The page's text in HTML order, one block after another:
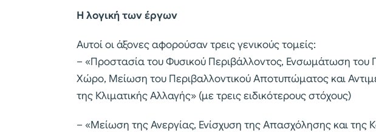
Η λογική των έργων
Αυτοί οι άξονες αφορούσαν τρεις γενικούς τομείς:
– «Προστασία του Φυσικού Περιβάλλοντος, Ενσωμάτωση του
Χώρο, Μείωση του Περιβαλλοντικού Αποτυπώματος και
της Κλιματικής Αλλαγής» (με τρεις ειδικότερους στόχους)
– «Μείωση της Ανεργίας, Ενίσχυση της Απασχόλησης και της